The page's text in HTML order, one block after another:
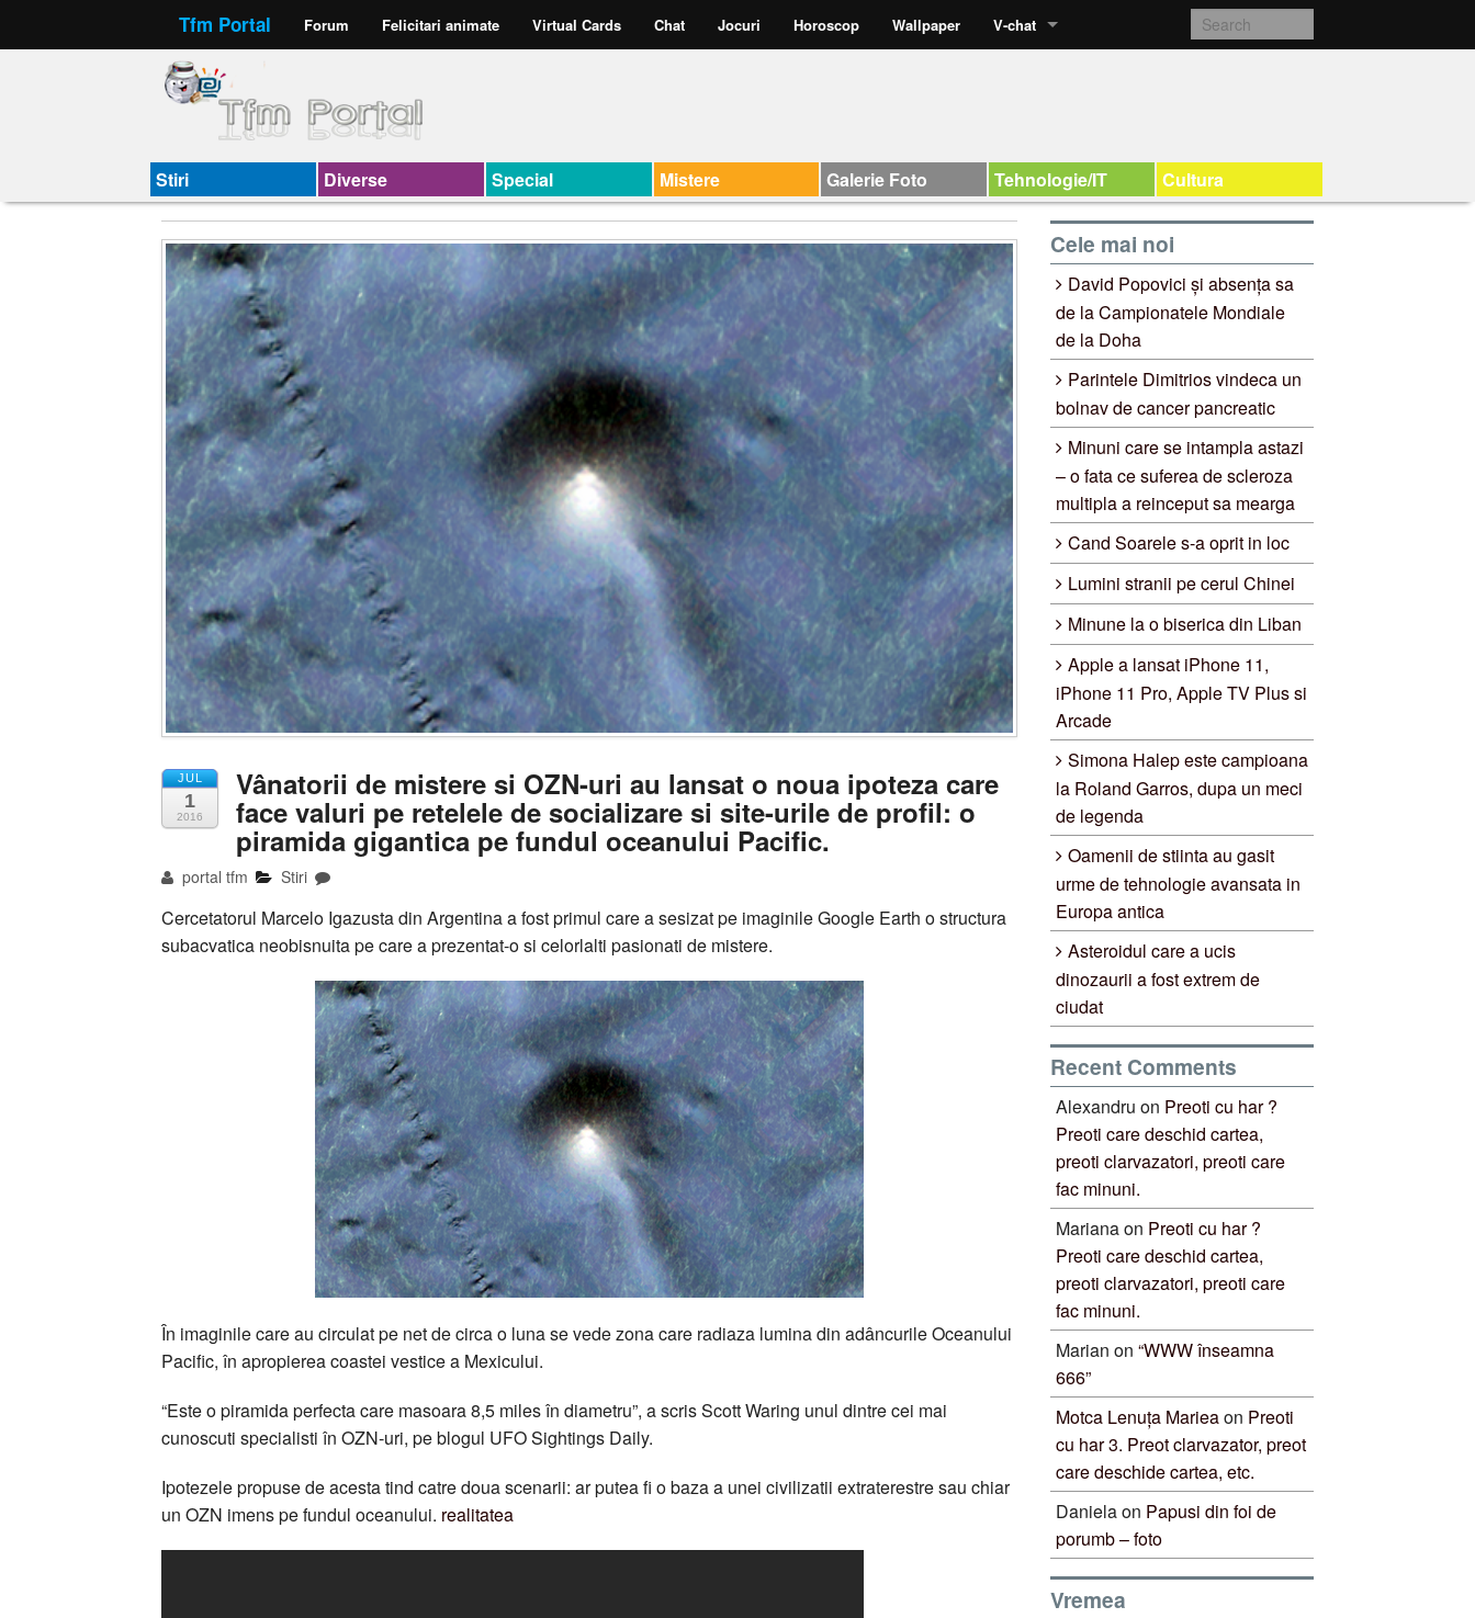
Tfm Portal Forum Felicitari animate Virtual Cards Chat Jocuri Horoscop Wallpaper V-chat
Stiri Diverse Special Mistere Galerie Foto Tehnologie/IT Cultura
JUL
1
2016
Vânatorii de mistere si OZN-uri au lansat o noua ipoteza care
face valuri pe retelele de socializare si site-urile de profil: o
piramida gigantica pe fundul oceanului Pacific.
portal tfm Stiri
Cercetatorul Marcelo Igazusta din Argentina a fost primul care a sesizat pe imaginile Google Earth o structura
subacvatica neobisnuita pe care a prezentat-o si celorlalti pasionati de mistere.
În imaginile care au circulat pe net de circa o luna se vede zona care radiaza lumina din adâncurile Oceanului
Pacific, în apropierea coastei vestice a Mexicului.
“Este o piramida perfecta care masoara 8,5 miles în diametru”, a scris Scott Waring unul dintre cei mai
cunoscuti specialisti în OZN-uri, pe blogul UFO Sightings Daily.
Ipotezele propuse de acesta tind catre doua scenarii: ar putea fi o baza a unei civilizatii extraterestre sau chiar
un OZN imens pe fundul oceanului. realitatea
Cele mai noi
David Popovici și absența sa
de la Campionatele Mondiale
de la Doha
Parintele Dimitrios vindeca un
bolnav de cancer pancreatic
Minuni care se intampla astazi
– o fata ce suferea de scleroza
multipla a reinceput sa mearga
Cand Soarele s-a oprit in loc
Lumini stranii pe cerul Chinei
Minune la o biserica din Liban
Apple a lansat iPhone 11,
iPhone 11 Pro, Apple TV Plus si
Arcade
Simona Halep este campioana
la Roland Garros, dupa un meci
de legenda
Oamenii de stiinta au gasit
urme de tehnologie avansata in
Europa antica
Asteroidul care a ucis
dinozaurii a fost extrem de
ciudat
Recent Comments
Alexandru on Preoti cu har ?
Preoti care deschid cartea,
preoti clarvazatori, preoti care
fac minuni.
Marianaon Preoti cu har ?
Preoti care deschid cartea,
preoti clarvazatori, preoti care
fac minuni.
Marian on “WWW înseamna
666”
Motca Lenuța Marieaon Preoti
cu har 3. Preot clarvazator, preot
care deschide cartea, etc.
Danielaon Papusi din foi de
porumb – foto
Vremea